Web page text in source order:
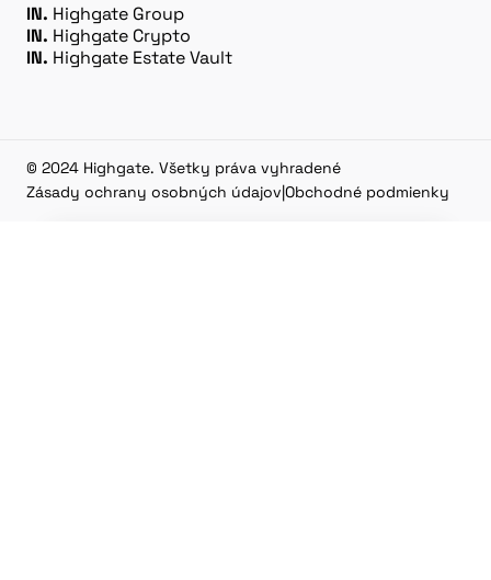
IN. Highgate Group
IN. Highgate Crypto
IN. Highgate Estate Vault
© 2024 Highgate. Všetky práva vyhradené
Zásady ochrany osobných údajov|Obchodné podmienky